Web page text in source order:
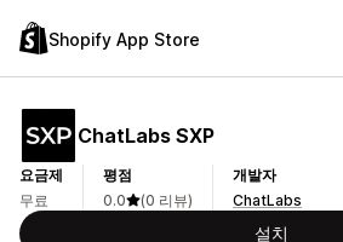
Shopify App Store
ChatLabs SXP
요금제
무료
평점
0.0
(0 리뷰)
개발자
ChatLabs
설치